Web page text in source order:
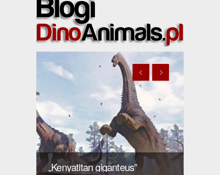
„Kenyatitan giganteus”